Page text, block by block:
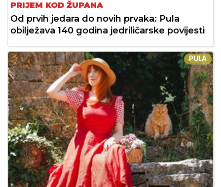
PRIJEM KOD ŽUPANA
Od prvih jedara do novih prvaka: Pula
obilježava 140 godina jedriličarske povijesti
PULA